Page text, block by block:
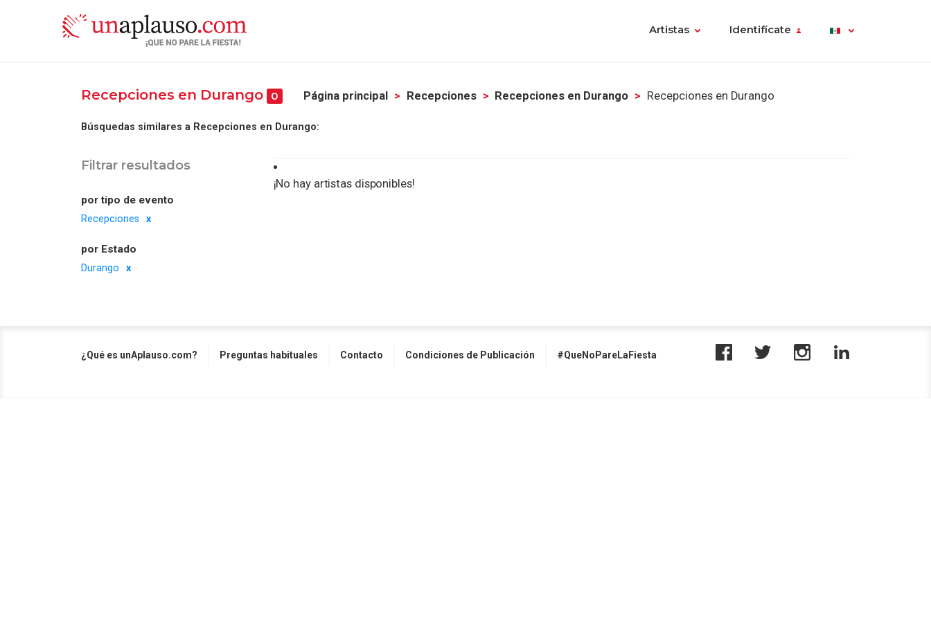
Artistas Identifícate
Recepciones en Durango 0 Página principal Recepciones Recepciones en Durango Recepciones en Durango
Búsquedas similares a Recepciones en Durango:
Filtrar resultados
por tipo de evento
Recepciones
por Estado
Durango
¡No hay artistas disponibles!
¿Qué es unAplauso.com? Preguntas habituales Contacto Condiciones de Publicación #QueNoPareLaFiesta